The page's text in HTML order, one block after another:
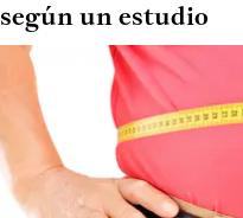
según un estudio